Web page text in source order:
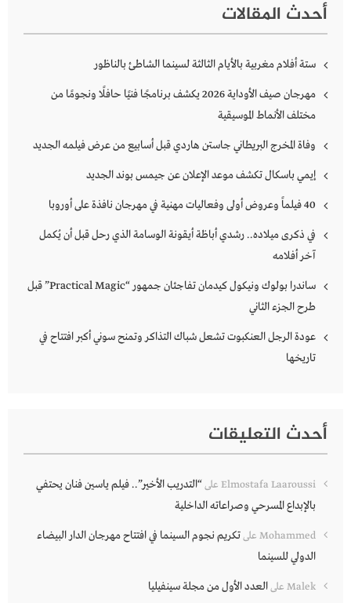
أحدث المقالات
ستة أفلام مغربية بالأيام الثالثة لسينما الشاطئ بالناظور
مهرجان صيف الأوداية 2026 يكشف برنامجًا فنيًا حافلًا ونجومًا من
مختلف الأنماط الموسيقية
وفاة المخرج البريطاني جاستن هاردي قبل أسابيع من عرض فيلمه الجديد
إيمي باسكال تكشف موعد الإعلان عن جيمس بوند الجديد
40 فيلماً وعروض أولى وفعاليات مهنية في مهرجان نافذة على أوروبا
في ذكرى ميلاده.. رشدي أباظة أيقونة الوسامة الذي رحل قبل أن يُكمل
آخر أفلامه
ساندرا بولوك ونيكول كيدمان تفاجئان جمهور “Practical Magic” قبل
طرح الجزء الثاني
عودة الرجل العنكبوت تشعل شباك التذاكر وتمنح سوني أكبر افتتاح في
تاريخها
أحدث التعليقات
Elmostafa Laaroussi على“التدريب الأخير”.. فيلم ياسين فنان يحتفي
بالإبداع المسرحي وصراعاته الداخلية
Mohammed علىتكريم نجوم السينما في افتتاح مهرجان الدار البيضاء
الدولي للسينما
Malek علىالعدد الأول من مجلة سينفيليا